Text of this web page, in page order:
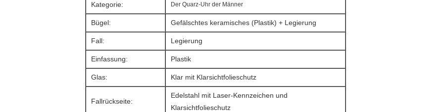
Kategorie: Der Quarz-Uhr der Männer
Bügel: Gefälschtes keramisches (Plastik) + Legierung
Fall: Legierung
Einfassung: Plastik
Glas: Klar mit Klarsichtfolieschutz
Fallrückseite:
Edelstahl mit Laser-Kennzeichen und
Klarsichtfolieschutz